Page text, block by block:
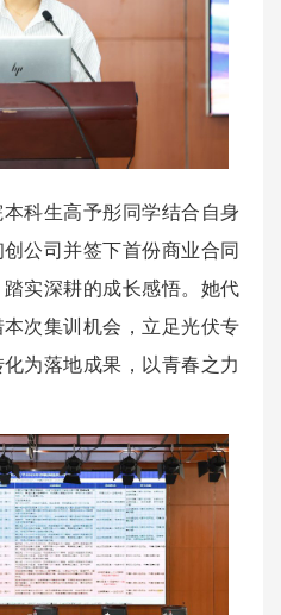
科生高予彤同学结合自身
公司并签下首份商业合同
实深耕的成长感悟。她代
次集训机会，立足光伏专
为落地成果，以青春之力